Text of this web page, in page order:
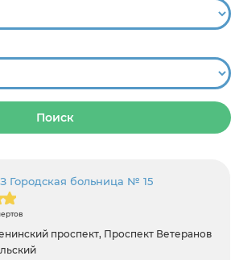
Поиск
Городская больница № 15
проспект, Проспект Ветеранов